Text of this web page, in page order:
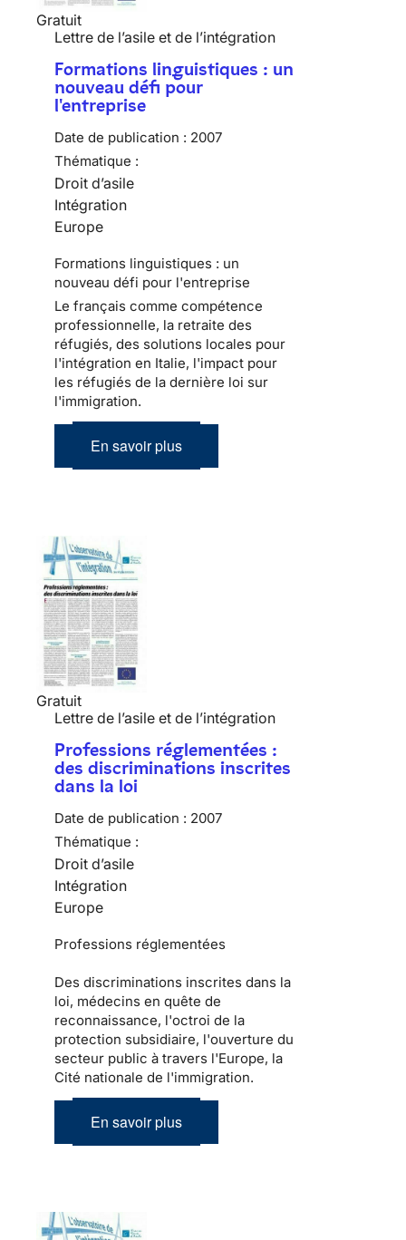
Gratuit
Lettre de l’asile et de l’intégration
Formations linguistiques : un
nouveau défi pour
l'entreprise
Date de publication : 2007
Thématique :
Droit d’asile
Intégration
Europe
Formations linguistiques : un
nouveau défi pour l'entreprise
Le français comme compétence
professionnelle, la retraite des
réfugiés, des solutions locales pour
l'intégration en Italie, l'impact pour
les réfugiés de la dernière loi sur
l'immigration.
En savoir plus
Gratuit
Lettre de l’asile et de l’intégration
Professions réglementées :
des discriminations inscrites
dans la loi
Date de publication : 2007
Thématique :
Droit d’asile
Intégration
Europe
Professions réglementées
Des discriminations inscrites dans la
loi, médecins en quête de
reconnaissance, l'octroi de la
protection subsidiaire, l'ouverture du
secteur public à travers l'Europe, la
Cité nationale de l'immigration.
En savoir plus